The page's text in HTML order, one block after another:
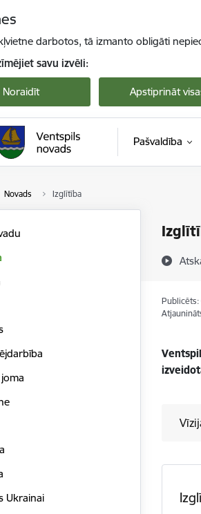
darbotos, tā izmanto obligāti
savu izvēli:
Noraidīt Apstiprināt
Pašvaldība
Novads Izglītība
Ukrainai
Publicēts: